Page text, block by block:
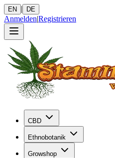
EN | DE
Anmelden|Registrieren
CBD
Ethnobotanik
Growshop